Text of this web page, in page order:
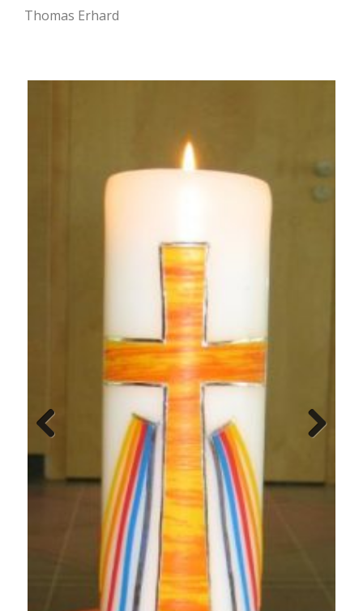
Thomas Erhard
Previous